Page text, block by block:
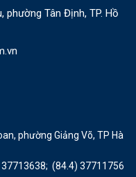
phường Tân Định, TP. Hồ
phường Giảng Võ, TP Hà
(84.4) 37711756